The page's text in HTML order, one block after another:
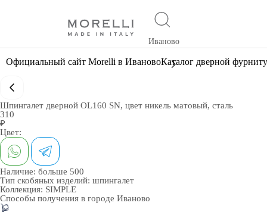
Иваново
Официальный сайт Morelli в ИвановоКаталог дверной
Шпингалет дверной OL160 SN, цвет никель матовый, сталь
310
₽
Цвет:
Наличие: больше 500
Тип скобяных изделий: шпингалет
Коллекция: SIMPLE
Способы получения в городе Иваново